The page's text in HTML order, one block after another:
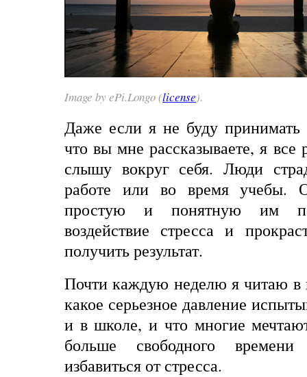
Image by ePi.Longo(license).
Даже если я не буду принимать
что вы мне рассказываете, я все
слышу вокруг себя. Люди
работе или во время учебы.
простую и понятную им
воздействие стресса и
получитьрезультат.
Почти каждую неделю я читаю в
какое серьезное давление
и в школе, и что многие
больше свободного
избавиться от стресса.